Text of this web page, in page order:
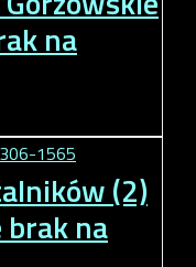
na
(2)
brak na